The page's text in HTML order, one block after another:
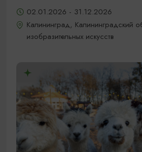
02.01.2026 - 31.12.2026
Калининград, Калининградский
изобразительных искусств